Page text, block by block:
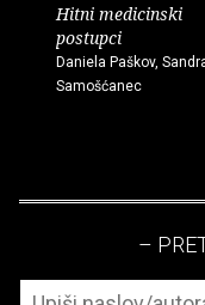
Hitni medicinski
postupci
Daniela Paškov,
Samošćanec
–